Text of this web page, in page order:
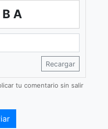
Recargar
tu comentario sin salir